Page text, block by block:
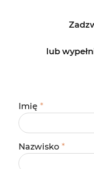
lub
Imię *
Nazwisko *